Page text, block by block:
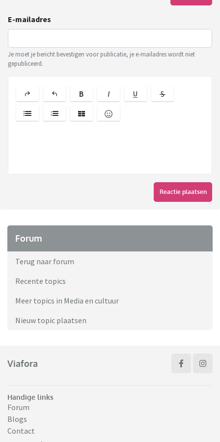
E-mailadres
Je moet je bericht bevestigen voor publicatie, je e-mailadres wordt niet
gepubliceerd.
Reactie plaatsen
Forum
Terug naar forum
Recente topics
Meer topics in Media en cultuur
Nieuw topic plaatsen
Viafora
Handige links
Forum
Blogs
Contact